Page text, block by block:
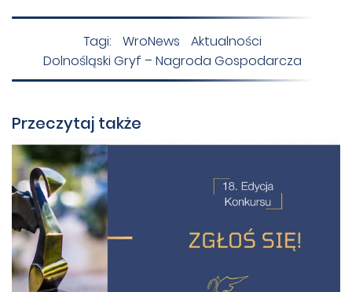
Tagi: WroNews
Aktualności
Dolnośląski Gryf – Nagroda Gospodarcza
Przeczytaj także